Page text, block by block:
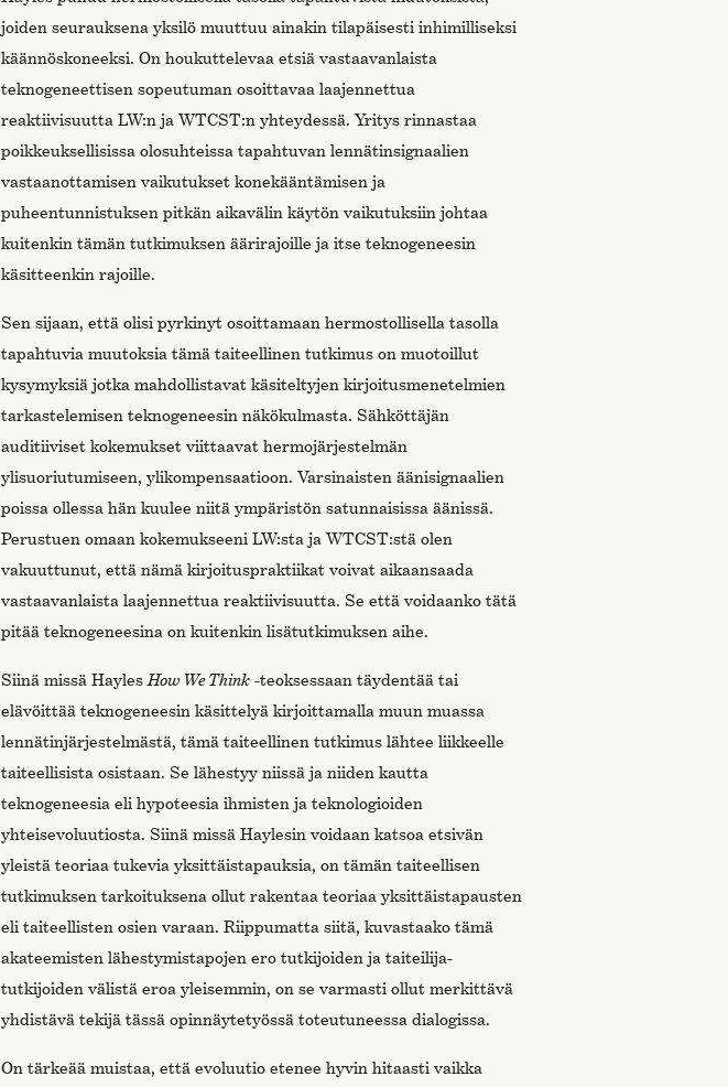
joiden seurauksena yksilö muuttuu ainakin tilapäisesti inhimilliseksi
käännöskoneeksi. On houkuttelevaa etsiä vastaavanlaista
teknogeneettisen sopeutuman osoittavaa laajennettua
reaktiivisuutta LW:n ja WTCST:n yhteydessä. Yritys rinnastaa
poikkeuksellisissa olosuhteissa tapahtuvan lennätinsignaalien
vastaanottamisen vaikutukset konekääntämisen ja
puheentunnistuksen pitkän aikavälin käytön vaikutuksiin johtaa
kuitenkin tämän tutkimuksen äärirajoille ja itse teknogeneesin
käsitteenkin rajoille.
Sen sijaan, että olisi pyrkinyt osoittamaan hermostollisella tasolla
tapahtuvia muutoksia tämä taiteellinen tutkimus on muotoillut
kysymyksiä jotka mahdollistavat käsiteltyjen kirjoitusmenetelmien
tarkastelemisen teknogeneesin näkökulmasta. Sähköttäjän
auditiiviset kokemukset viittaavat hermojärjestelmän
ylisuoriutumiseen, ylikompensaatioon. Varsinaisten äänisignaalien
poissa ollessa hän kuulee niitä ympäristön satunnaisissa äänissä.
Perustuen omaan kokemukseeni LW:sta ja WTCST:stä olen
vakuuttunut, että nämä kirjoituspraktiikat voivat aikaansaada
vastaavanlaista laajennettua reaktiivisuutta. Se että voidaanko tätä
pitää teknogeneesina on kuitenkin lisätutkimuksen aihe.
Siinä missä Hayles How We Think -teoksessaan täydentää tai
elävöittää teknogeneesin käsittelyä kirjoittamalla muun muassa
lennätinjärjestelmästä, tämä taiteellinen tutkimus lähtee liikkeelle
taiteellisista osistaan. Se lähestyy niissä ja niiden kautta
teknogeneesia eli hypoteesia ihmisten ja teknologioiden
yhteisevoluutiosta. Siinä missä Haylesin voidaan katsoa etsivän
yleistä teoriaa tukevia yksittäistapauksia, on tämän taiteellisen
tutkimuksen tarkoituksena ollut rakentaa teoriaa yksittäistapausten
eli taiteellisten osien varaan. Riippumatta siitä, kuvastaako tämä
akateemisten lähestymistapojen ero tutkijoiden ja taiteilija-
tutkijoiden välistä eroa yleisemmin, on se varmasti ollut merkittävä
yhdistävä tekijä tässä opinnäytetyössä toteutuneessa dialogissa.
On tärkeää muistaa, että evoluutio etenee hyvin hitaasti vaikka